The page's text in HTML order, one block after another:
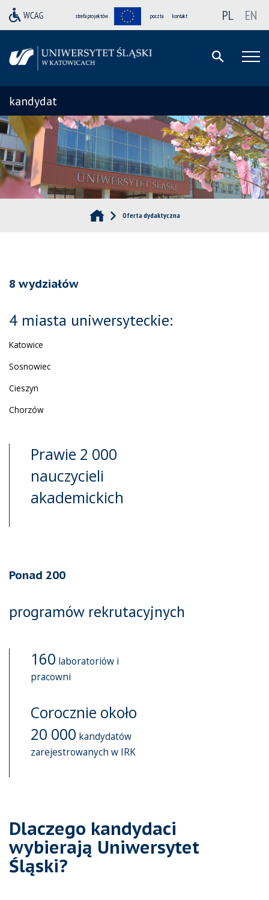
strefa projektów poczta kontakt PL EN
kandydat
Oferta dydaktyczna
8 wydziałów
4 miasta uniwersyteckie:
Katowice
Sosnowiec
Cieszyn
Chorzów
Prawie 2 000
nauczycieli
akademickich
Ponad 200
programów rekrutacyjnych
160 laboratoriów i
pracowni
Corocznie około
20 000 kandydatów
zarejestrowanych w IRK
Dlaczego kandydaci
wybierają Uniwersytet
Śląski?